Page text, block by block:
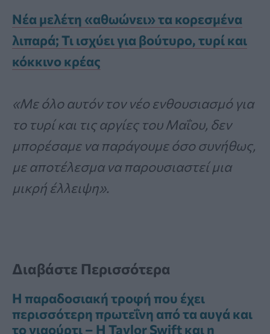
Νέα μελέτη «αθωώνει» τα κορεσμένα
λιπαρά; Τι ισχύει για βούτυρο, τυρί και
κόκκινο κρέας
«Με όλο αυτόν τον νέο ενθουσιασμό για
το τυρί και τις αργίες του Μαΐου, δεν
μπορέσαμε να παράγουμε όσο συνήθως,
με αποτέλεσμα να παρουσιαστεί μια
μικρή έλλειψη».
Διαβάστε Περισσότερα
Η παραδοσιακή τροφή που έχει
περισσότερη πρωτεΐνη από τα αυγά και
το γιαούρτι – Η Taylor Swift και η